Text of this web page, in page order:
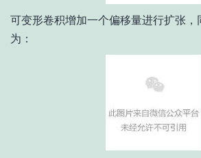
可变形卷积增加一个偏移量进行扩张
为：